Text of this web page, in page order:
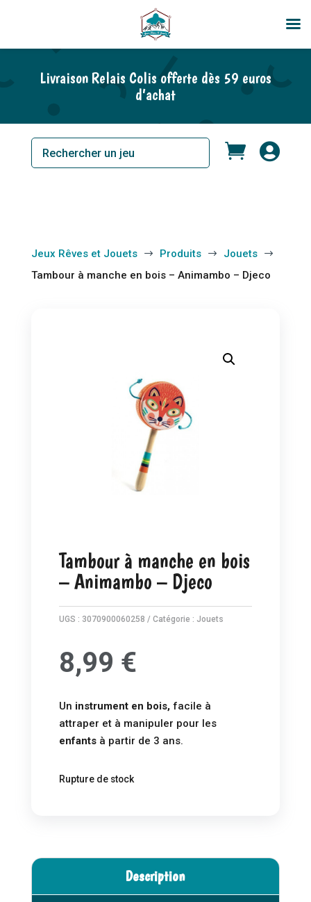
Livraison Relais Colis offerte dès 59 euros
d’achat
 
Jeux Rêves et Jouets $ Produits $ Jouets $
Tambour à manche en bois – Animambo – Djeco
Tambour à manche en bois
– Animambo – Djeco
UGS : 3070900060258 Catégorie : Jouets
8,99 €
Un instrument en bois,facile à
attraper et à manipuler pour les
enfantsà partir de 3 ans.
Rupture de stock
Description